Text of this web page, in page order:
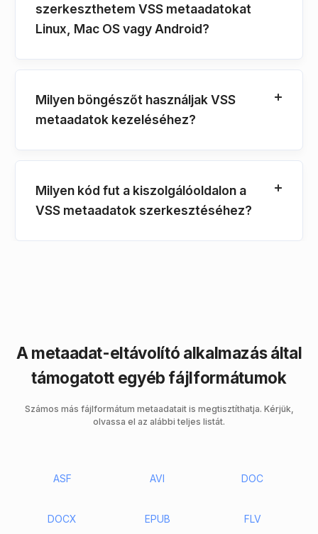
szerkeszthetem VSS metaadatokat
Linux, Mac OS vagy Android?
Milyen böngészőt használjak VSS
metaadatok kezeléséhez?
Milyen kód fut a kiszolgálóoldalon a
VSS metaadatok szerkesztéséhez?
A metaadat-eltávolító alkalmazás által
támogatott egyéb fájlformátumok
Számos más fájlformátum metaadatait is megtisztíthatja. Kérjük,
olvassa el az alábbi teljes listát.
ASF AVI DOC
DOCX EPUB FLV